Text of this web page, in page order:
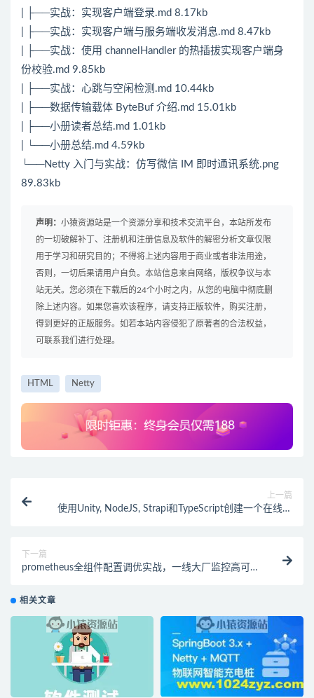
| ├──实战：实现客户端登录.md 8.17kb
| ├──实战：实现客户端与服务端收发消息.md 8.47kb
| ├──实战：使用 channelHandler 的热插拔实现客户端身
份校验.md 9.85kb
| ├──实战：心跳与空闲检测.md 10.44kb
| ├──数据传输载体 ByteBuf 介绍.md 15.01kb
| ├──小册读者总结.md 1.01kb
| └──小册总结.md 4.59kb
└──Netty 入门与实战：仿写微信 IM 即时通讯系统.png
89.83kb
声明： 小猿资源站是一个资源分享和技术交流平台，本站所发布
的一切破解补丁、注册机和注册信息及软件的解密分析文章仅限
用于学习和研究目的；不得将上述内容用于商业或者非法用途，
否则，一切后果请用户自负。本站信息来自网络，版权争议与本
站无关。您必须在下载后的24个小时之内，从您的电脑中彻底删
除上述内容。如果您喜欢该程序，请支持正版软件，购买注册，
得到更好的正版服务。如若本站内容侵犯了原著者的合法权益，
可联系我们进行处理。
HTML Netty
上一篇
使用Unity, NodeJS, Strapi和TypeScript创建一个在线游
下一篇
prometheus全组件配置调优实战，一线大厂监控高可用
相关文章